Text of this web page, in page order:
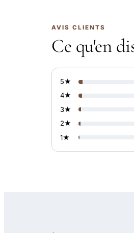
AVIS CLIENTS
Ce qu'en
5★
4★
3★
2★
1★